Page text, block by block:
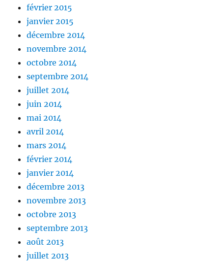
février 2015
janvier 2015
décembre 2014
novembre 2014
octobre 2014
septembre 2014
juillet 2014
juin 2014
mai 2014
avril 2014
mars 2014
février 2014
janvier 2014
décembre 2013
novembre 2013
octobre 2013
septembre 2013
août 2013
juillet 2013